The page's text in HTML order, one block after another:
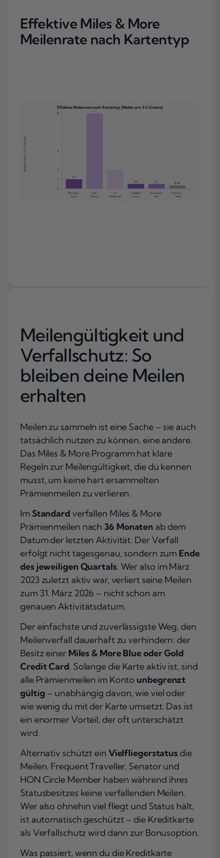
Effektive Miles & More
Meilenrate nach Kartentyp
Effektive Meilenrate nach Kartentyp (Meilen pro 1 € Umsatz)
0
1
2
4
8
Meilen pro 1 € Umsatz
1,0
Business
Card
Avis
Partner
LH
Worldshop
0,5
Gold/Blue
privat
0,5
Eurowings
Visa
0,33
Payback
→ M&M
Meilengültigkeit und
Verfallschutz: So
bleiben deine Meilen
erhalten
Meilen zu sammeln ist eine Sache – sie auch
tatsächlich nutzen zu können, eine andere.
Das Miles & More Programm hat klare
Regeln zur Meilengültigkeit, die du kennen
musst, um keine hart ersammelten
Prämienmeilen zu verlieren.
ImStandard verfallen Miles & More
Prämienmeilen nach 36 Monaten ab dem
Datum der letzten Aktivität. Der Verfall
erfolgt nicht tagesgenau, sondern zum Ende
des jeweiligen Quartals. Wer also im März
2023 zuletzt aktiv war, verliert seine Meilen
zum 31. März 2026 – nicht schon am
genauen Aktivitätsdatum.
Der einfachste und zuverlässigste Weg, den
Meilenverfall dauerhaft zu verhindern: der
Besitz einer Miles & More Blue oder Gold
Credit Card. Solange die Karte aktiv ist, sind
alle Prämienmeilen im Konto unbegrenzt
gültig – unabhängig davon, wie viel oder
wie wenig du mit der Karte umsetzt. Das ist
ein enormer Vorteil, der oft unterschätzt
wird.
Alternativ schützt ein Vielfliegerstatusdie
Meilen. Frequent Traveller, Senator und
HON Circle Member haben während ihres
Statusbesitzes keine verfallenden Meilen.
Wer also ohnehin viel fliegt und Status hält,
ist automatisch geschützt – die Kreditkarte
als Verfallschutz wird dann zur Bonusoption.
Was passiert, wenn du die Kreditkarte